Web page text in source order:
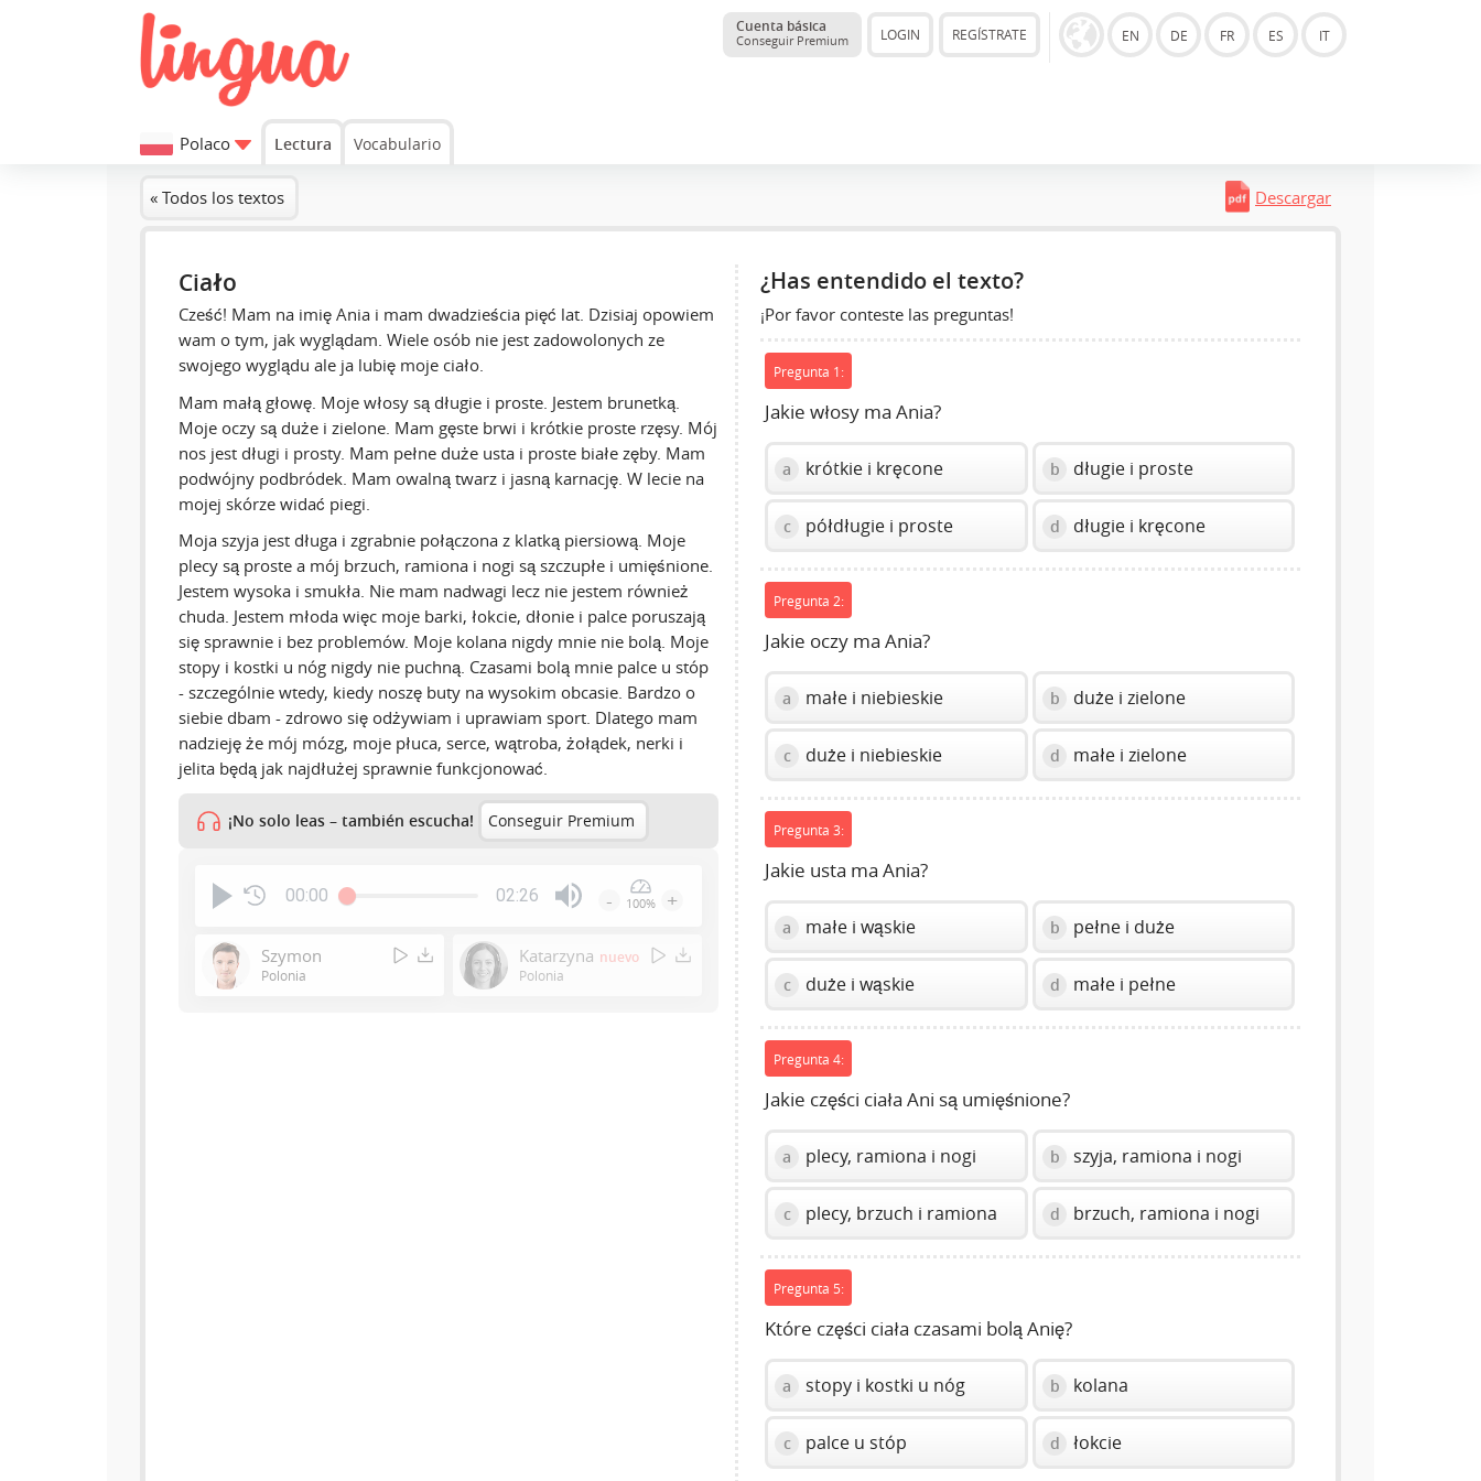
Cuenta básica
Conseguir Premium LOGIN REGÍSTRATE EN DE FR ES IT
Polaco Lectura Vocabulario
« Todos los textos Descargar
Ciało
Cześć! Mam na imię Ania i mam dwadzieścia pięć lat. Dzisiaj opowiem
wam o tym, jak wyglądam. Wiele osób nie jest zadowolonych ze
swojego wyglądu ale ja lubię moje ciało.
Mam małą głowę. Moje włosy są długie i proste. Jestem brunetką.
Moje oczy są duże i zielone. Mam gęste brwi i krótkie proste rzęsy. Mój
nos jest długi i prosty. Mam pełne duże usta i proste białe zęby. Mam
podwójny podbródek. Mam owalną twarz i jasną karnację. W lecie na
mojej skórze widać piegi.
Moja szyja jest długa i zgrabnie połączona z klatką piersiową. Moje
plecy są proste a mój brzuch, ramiona i nogi są szczupłe i umięśnione.
Jestem wysoka i smukła. Nie mam nadwagi lecz nie jestem również
chuda. Jestem młoda więc moje barki, łokcie, dłonie i palce poruszają
się sprawnie i bez problemów. Moje kolana nigdy mnie nie bolą. Moje
stopy i kostki u nóg nigdy nie puchną. Czasami bolą mnie palce u stóp
- szczególnie wtedy, kiedy noszę buty na wysokim obcasie. Bardzo o
siebie dbam - zdrowo się odżywiam i uprawiam sport. Dlatego mam
nadzieję że mój mózg, moje płuca, serce, wątroba, żołądek, nerki i
jelita będą jak najdłużej sprawnie funkcjonować.
¡No solo leas – también escucha! Conseguir Premium
00:00 02:26
or
- 100% +
Szymon
Polonia
Katarzyna nuevo
Polonia
¿Has entendido el texto?
¡Por favor conteste las preguntas!
Pregunta 1:
Jakie włosy ma Ania?
a krótkie i kręcone b długie i proste
c półdługie i proste d długie i kręcone
Pregunta 2:
Jakie oczy ma Ania?
a małe i niebieskie b duże i zielone
c duże i niebieskie d małe i zielone
Pregunta 3:
Jakie usta ma Ania?
a małe i wąskie b pełne i duże
c duże i wąskie d małe i pełne
Pregunta 4:
Jakie części ciała Ani są umięśnione?
a plecy, ramiona i nogi b szyja, ramiona i nogi
c plecy, brzuch i ramiona d brzuch, ramiona i nogi
Pregunta 5:
Które części ciała czasami bolą Anię?
a stopy i kostki u nóg b kolana
c palce u stóp d łokcie